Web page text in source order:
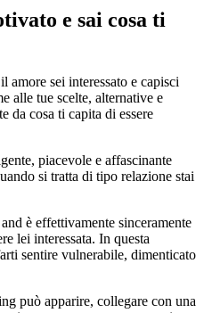
e sai cosa ti
sei interessato e capisci
alle tue scelte, alternative e
da cosa ti capita di essere
piacevole e affascinante
si tratta di tipo relazione stai
è effettivamente sinceramente
lei interessata. In questa
sentire vulnerabile, dimenticato
può apparire, collegare con una